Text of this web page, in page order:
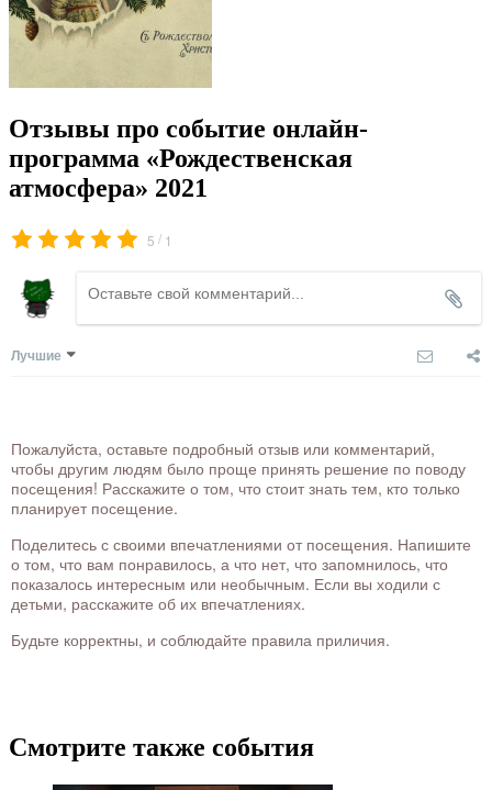
Отзывы про событие онлайн-
программа «Рождественская
атмосфера» 2021
5 / 1
Лучшие
Пожалуйста, оставьте подробный отзыв или комментарий,
чтобы другим людям было проще принять решение по поводу
посещения! Расскажите о том, что стоит знать тем, кто только
планирует посещение.
Поделитесь с своими впечатлениями от посещения. Напишите
о том, что вам понравилось, а что нет, что запомнилось, что
показалось интересным или необычным. Если вы ходили с
детьми, расскажите об их впечатлениях.
Будьте корректны, и соблюдайте правила приличия.
Смотрите также события